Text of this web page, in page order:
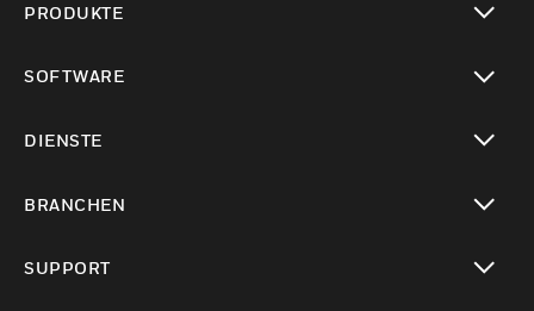
PRODUKTE
SOFTWARE
DIENSTE
BRANCHEN
SUPPORT